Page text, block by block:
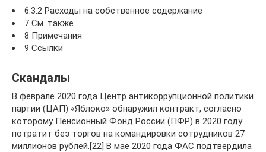
6.3.2 Расходы на собственное содержание
7 См. также
8 Примечания
9 Ссылки
Скандалы
В феврале 2020 года Центр антикоррупционной политики
партии (ЦАП) «Яблоко» обнаружил контракт, согласно
которому Пенсионный Фонд России (ПФР) в 2020 году
потратит без торгов на командировки сотрудников 27
миллионов рублей.[22] В мае 2020 года ФАС подтвердила